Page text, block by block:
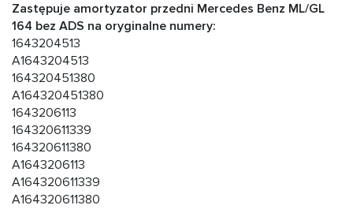
Zastępuje amortyzator przedni Mercedes Benz ML/GL
164 bez ADS na oryginalne numery:
1643204513
A1643204513
164320451380
A164320451380
1643206113
164320611339
164320611380
A1643206113
A164320611339
A164320611380